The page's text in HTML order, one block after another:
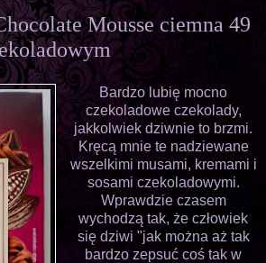
Mousse ciemna 49
Bardzo lubię mocno
czekoladowe czekolady,
jakkolwiek dziwnie to brzmi.
Kręcą mnie te nadziewane
wszelkimi musami, kremami i
sosami czekoladowymi.
Wprawdzie czasem
wychodzą tak, że człowiek
się dziwi "jak można aż tak
bardzo zepsuć coś tak w